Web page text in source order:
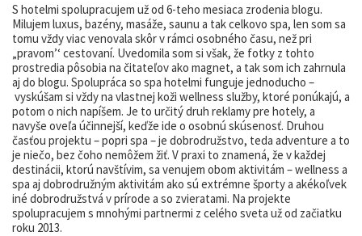
S hotelmi spolupracujem už od 6-teho mesiaca zrodenia blogu.
Milujem luxus, bazény, masáže, saunu a tak celkovo spa, len som sa
tomu vždy viac venovala skôr v rámci osobného času, než pri
„pravom’‘ cestovaní. Uvedomila som si však, že fotky z tohto
prostredia pôsobia na čitateľov ako magnet, a tak som ich zahrnula
aj do blogu. Spolupráca so spa hotelmi funguje jednoducho –
vyskúšam si vždy na vlastnej koži wellness služby, ktoré ponúkajú, a
potom o nich napíšem. Je to určitý druh reklamy pre hotely, a
navyše oveľa účinnejší, keďže ide o osobnú skúsenosť. Druhou
časťou projektu – popri spa – je dobrodružstvo, teda adventure a to
je niečo, bez čoho nemôžem žiť. V praxi to znamená, že v každej
destinácii, ktorú navštívim, sa venujem obom aktivitám – wellness a
spa aj dobrodružným aktivitám ako sú extrémne športy a akékoľvek
iné dobrodružstvá v prírode a so zvieratami. Na projekte
spolupracujem s mnohými partnermi z celého sveta už od začiatku
roku 2013.